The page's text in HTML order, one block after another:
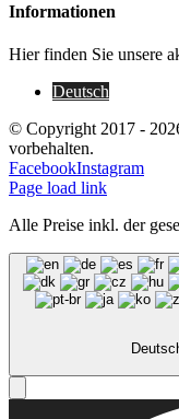
Informationen
Hier finden Sie unsere
Deutsch
© Copyright 2017 -
vorbehalten.
FacebookInstagram
Page load link
Alle Preise inkl. der